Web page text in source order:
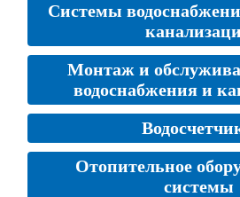
Системы
Монтаж и
водоснабжения и
Отопительное
системы